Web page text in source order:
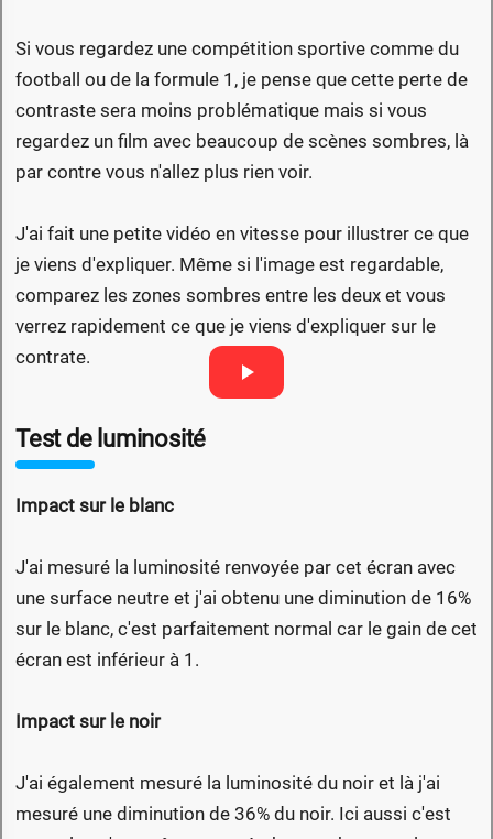
Si vous regardez une compétition sportive comme du
football ou de la formule 1, je pense que cette perte de
contraste sera moins problématique mais si vous
regardez un film avec beaucoup de scènes sombres, là
par contre vous n'allez plus rien voir.
J'ai fait une petite vidéo en vitesse pour illustrer ce que
je viens d'expliquer. Même si l'image est regardable,
comparez les zones sombres entre les deux et vous
verrez rapidement ce que je viens d'expliquer sur le
contrate.
Test de luminosité
Impact sur le blanc
J'ai mesuré la luminosité renvoyée par cet écran avec
une surface neutre et j'ai obtenu une diminution de 16%
sur le blanc, c'est parfaitement normal car le gain de cet
écran est inférieur à 1.
Impact sur le noir
J'ai également mesuré la luminosité du noir et là j'ai
mesuré une diminution de 36% du noir. Ici aussi c'est